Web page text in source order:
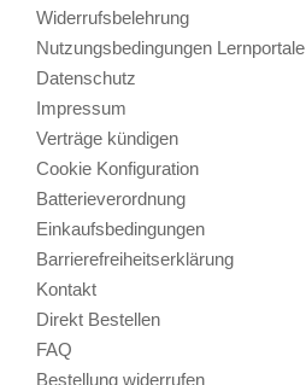
Widerrufsbelehrung
Nutzungsbedingungen Lernportale
Datenschutz
Impressum
Verträge kündigen
Cookie Konfiguration
Batterieverordnung
Einkaufsbedingungen
Barrierefreiheitserklärung
Kontakt
Direkt Bestellen
FAQ
Bestellung widerrufen